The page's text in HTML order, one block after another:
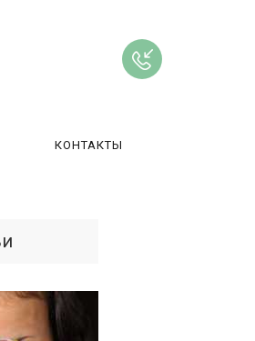
КОНТАКТЫ